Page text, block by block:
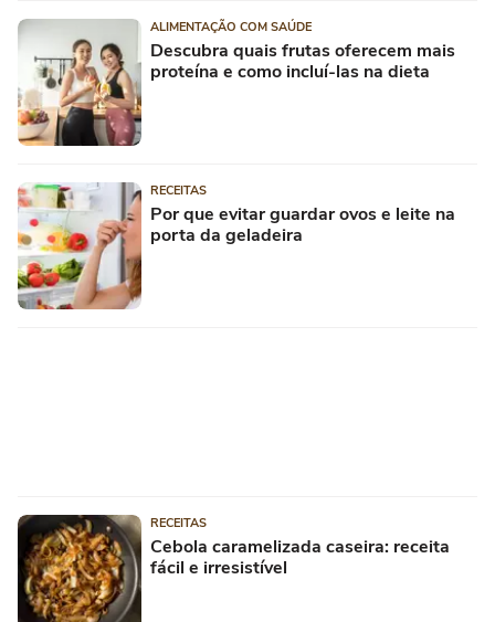
ALIMENTAÇÃO COM SAÚDE
Descubra quais frutas oferecem mais
proteína e como incluí-las na dieta
RECEITAS
Por que evitar guardar ovos e leite na
porta da geladeira
RECEITAS
Cebola caramelizada caseira: receita
fácil e irresistível